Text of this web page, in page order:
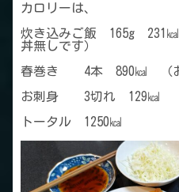
カロリーは、
炊き込みご飯 165g 231
丼無しです）
春巻き 4本 890㎉ （お
お刺身 3切れ 129㎉
トータル 1250㎉